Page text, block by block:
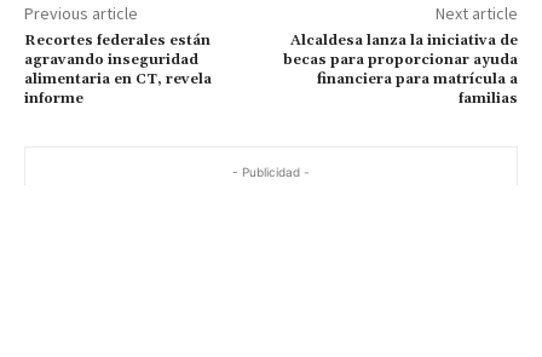
Previous article
Recortes federales están
agravando inseguridad
alimentaria en CT, revela
informe
Next article
Alcaldesa lanza la iniciativa de
becas para proporcionar ayuda
financiera para matrícula a
familias
- Publicidad -